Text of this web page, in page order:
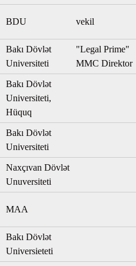
BDU vekil
Bakı Dövlət
Universiteti
"Legal Prime"
MMC Direktor
Bakı Dövlət
Universiteti,
Hüquq
Bakı Dövlət
Universiteti
Naxçıvan Dövlət
Unuversiteti
MAA
Bakı Dövlət
Universieteti